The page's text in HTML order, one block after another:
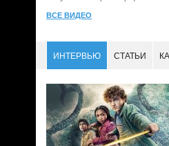
ВСЕ ВИДЕО
ИНТЕРВЬЮ СТАТЬИ